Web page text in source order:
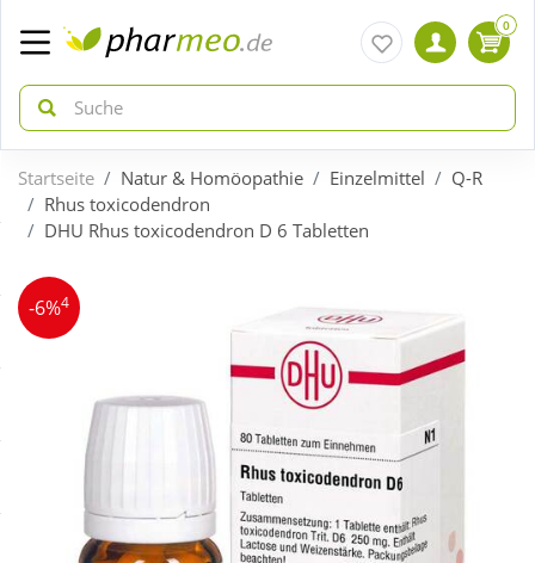
zurück
Aktuelle Coupons
Gratis dazu
Neuheiten
zurück
Arzneimittel
Bio & Genuss
Diabetes
Körperpflege & Kosmetik
0
Startseite Natur & Homöopathie Einzelmittel
Q-R
Rhus toxicodendron
DHU Rhus toxicodendron D 6 Tabletten
-6%4